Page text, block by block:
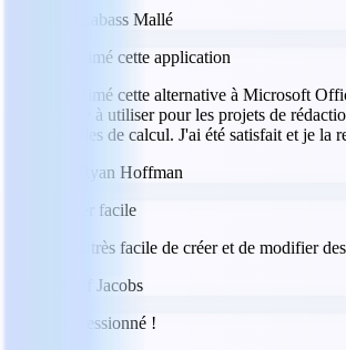
Labass Mallé
J'ai aimé cette application
J'ai aimé cette alternative à Microsoft
facile à utiliser pour les projets de
feuilles de calcul. J'ai été satisfait et je la
Ryan Hoffman
Super facile
Il est très facile de créer et de modifier
Jeff Jacobs
Impressionné !